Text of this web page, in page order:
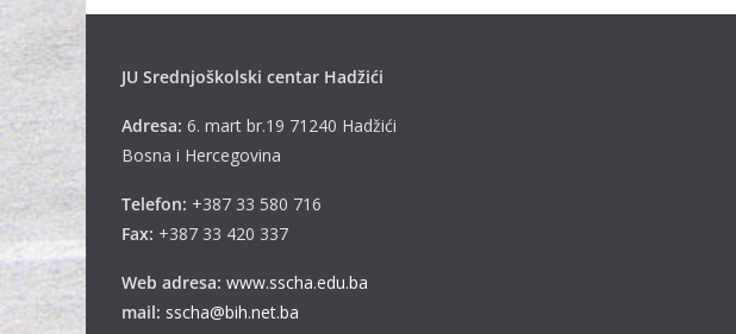
JU Srednjoškolski centar Hadžići
Adresa: 6. mart br.19 71240 Hadžići
Bosna i Hercegovina
Telefon: +387 33 580 716
Fax: +387 33 420 337
Web adresa: www.sscha.edu.ba
mail: sscha@bih.net.ba